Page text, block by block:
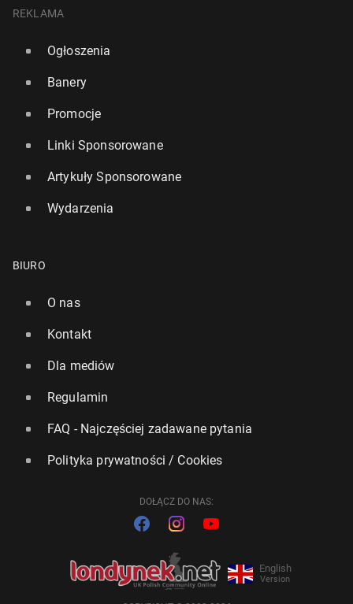
REKLAMA
Ogłoszenia
Banery
Promocje
Linki Sponsorowane
Artykuły Sponsorowane
Wydarzenia
BIURO
O nas
Kontakt
Dla mediów
Regulamin
FAQ - Najczęściej zadawane pytania
Polityka prywatności / Cookies
DOŁĄCZ DO NAS:
English
Version